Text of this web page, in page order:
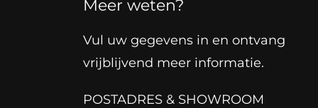
Meer weten?
Vul uw gegevens in en ontvang
vrijblijvend meer informatie.
POSTADRES & SHOWROOM